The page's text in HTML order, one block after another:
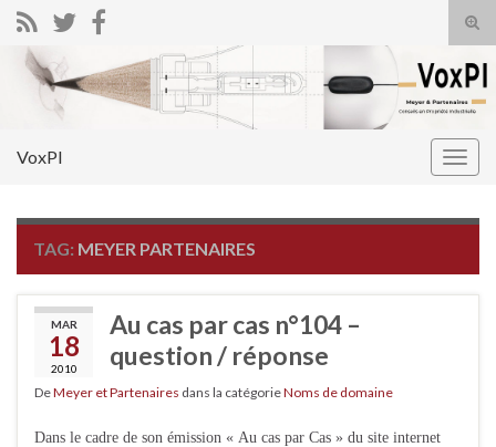
Search for:
VoxPI
TAG: MEYER PARTENAIRES
MAR
18
2010
Au cas par cas n°104 –
question / réponse
DeMeyer et Partenaires dans la catégorieNoms de domaine
Dans le cadre de son émission « Au cas par Cas » du site internet